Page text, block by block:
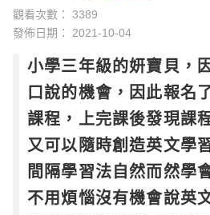
觀看次數： 3389
發佈日期： 2021-10-04
小學三年級的妍寶貝，
口說的機會，因此報名
課程，上完課後發現課
又可以隨時創造英文學
間隔學習法自然而然學
不用煩惱沒有機會說英